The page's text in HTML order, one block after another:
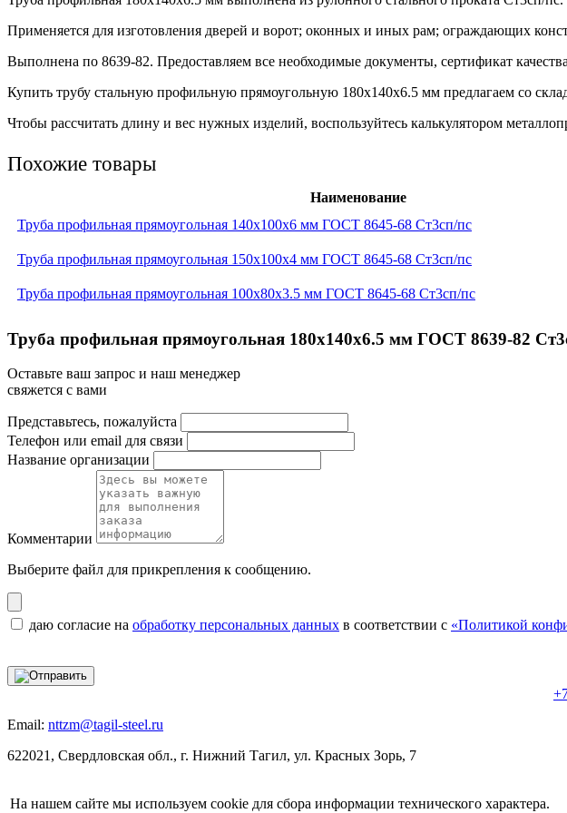
Применяется для изготовления дверей и ворот; оконных и иных рам; ограждающих
Выполнена по 8639-82. Предоставляем все необходимые документы, сертификат
Купить трубу стальную профильную прямоугольную 180х140х6.5 мм предлагаем со
Чтобы рассчитать длину и вес нужных изделий, воспользуйтесь калькулятором
Похожие товары
Наименование
Труба профильная прямоугольная 140x100x6 мм ГОСТ 8645-68 Ст3сп/пс
Труба профильная прямоугольная 150x100x4 мм ГОСТ 8645-68 Ст3сп/пс
Труба профильная прямоугольная 100x80x3.5 мм ГОСТ 8645-68 Ст3сп/пс
Труба профильная прямоугольная 180x140x6.5 мм ГОСТ 8639-82
Оставьте ваш запрос и наш менеджер
свяжется с вами
Представьтесь, пожалуйста
Телефон или email для связи
Название организации
Комментарии
Выберите файл для прикрепления к сообщению.
даю согласие на обработку персональных данных в соответствии с «Политикой
Email: nttzm@tagil-steel.ru
622021, Свердловская обл., г. Нижний Тагил, ул. Красных Зорь, 7
На нашем сайте мы используем cookie для сбора информации технического характера.